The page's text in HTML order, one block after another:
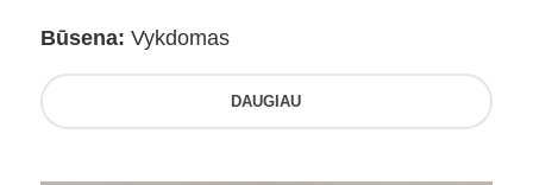
Būsena: Vykdomas
DAUGIAU